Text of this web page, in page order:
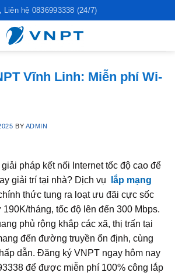
Liên hệ 0836993338 (24/7)
Vĩnh Linh: Miễn phí Wi-
BY ADMIN
pháp kết nối Internet tốc độ cao để
giải trí tại nhà? Dịch vụ
lắp mạng
thức tung ra loạt ưu đãi cực sốc
tháng, tốc độ lên đến 300 Mbps.
phủ rộng khắp các xã, thị trấn tại
đến đường truyền ổn định, cùng
dẫn. Đăng ký VNPT ngay hôm nay
để được miễn phí 100% công lắp